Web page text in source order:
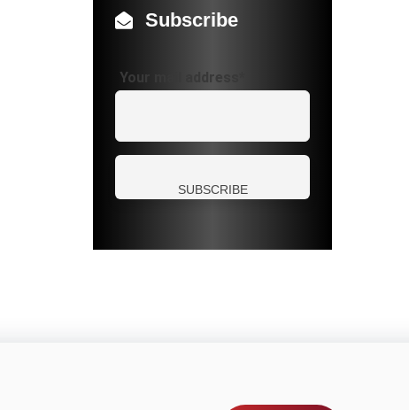
Subscribe
Your mail address*